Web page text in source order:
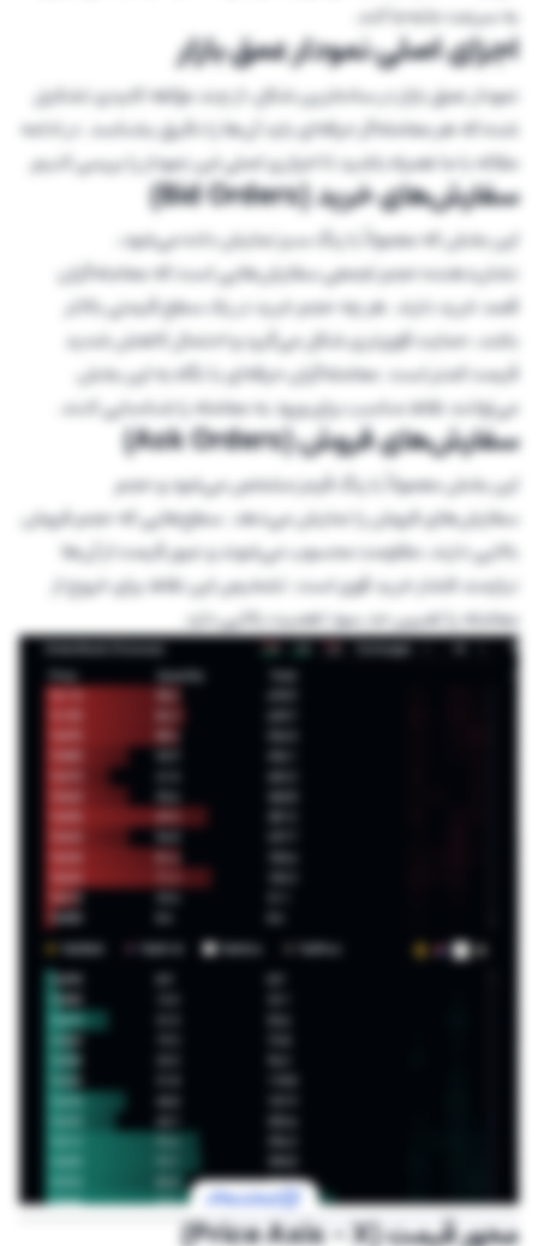
به سرعت جابه‌جا کند.
اجزای اصلی نمودار عمق بازار
نمودار عمق بازار در ساده‌ترین شکل، از چند مؤلفه کلیدی تشکیل
شده که هر معامله‌گر حرفه‌ای باید آن‌ها را دقیق بشناسد. در ادامه
مقاله با ما همراه باشید تا اجزاری اصلی این نمودار را بررسی کنیم.
سفارش‌های خرید (Bid Orders)
این بخش که معمولاً با رنگ سبز نمایش داده می‌شود،
نشان‌دهنده حجم تجمعی سفارش‌هایی است که معامله‌گران
قصد خرید دارند. هر چه حجم خرید در یک سطح قیمتی بالاتر
باشد، حمایت قوی‌تری شکل می‌گیرد و احتمال کاهش شدید
قیمت کمتر است. معامله‌گران حرفه‌ای با نگاه به این بخش
می‌توانند نقاط مناسب برای ورود به معامله را شناسایی کنند.
سفارش‌های فروش (Ask Orders)
این بخش معمولاً با رنگ قرمز مشخص می‌شود و حجم
سفارش‌های فروش را نمایش می‌دهد. سطح‌هایی که حجم فروش
بالایی دارند، مقاومت محسوب می‌شوند و عبور قیمت از آن‌ها
نیازمند فشار خرید قوی است. تشخیص این نقاط برای خروج از
معامله یا تعیین حد سود اهمیت بالایی دارد.
محور قیمت (Price Axis – X)